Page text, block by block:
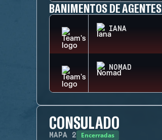
BANIMENTOS DE AGENTES
IANA
NOMAD
CONSULADO
MAPA 2 Encerradas